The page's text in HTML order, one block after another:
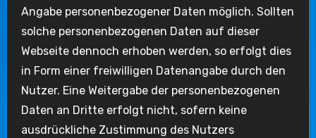
Angabe personenbezogener Daten möglich. Sollten
solche personenbezogenen Daten auf dieser
Webseite dennoch erhoben werden, so erfolgt dies
in Form einer freiwilligen Datenangabe durch den
Nutzer. Eine Weitergabe der personenbezogenen
Daten an Dritte erfolgt nicht, sofern keine
ausdrückliche Zustimmung des Nutzers